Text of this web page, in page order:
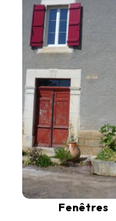
Fenêtres